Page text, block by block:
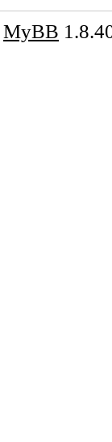
MyBB